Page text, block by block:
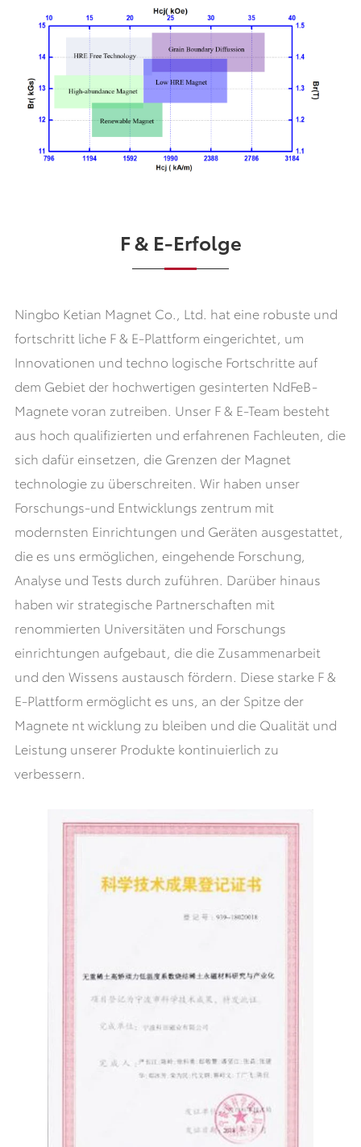
F & E-Erfolge
Ningbo Ketian Magnet Co., Ltd. hat eine robuste und
fortschritt liche F & E-Plattform eingerichtet, um
Innovationen und techno logische Fortschritte auf
dem Gebiet der hochwertigen gesinterten NdFeB-
Magnete voran zutreiben. Unser F & E-Team besteht
aus hoch qualifizierten und erfahrenen Fachleuten, die
sich dafür einsetzen, die Grenzen der Magnet
technologie zu überschreiten. Wir haben unser
Forschungs-und Entwicklungs zentrum mit
modernsten Einrichtungen und Geräten ausgestattet,
die es uns ermöglichen, eingehende Forschung,
Analyse und Tests durch zuführen. Darüber hinaus
haben wir strategische Partnerschaften mit
renommierten Universitäten und Forschungs
einrichtungen aufgebaut, die die Zusammenarbeit
und den Wissens austausch fördern. Diese starke F &
E-Plattform ermöglicht es uns, an der Spitze der
Magnete nt wicklung zu bleiben und die Qualität und
Leistung unserer Produkte kontinuierlich zu
verbessern.